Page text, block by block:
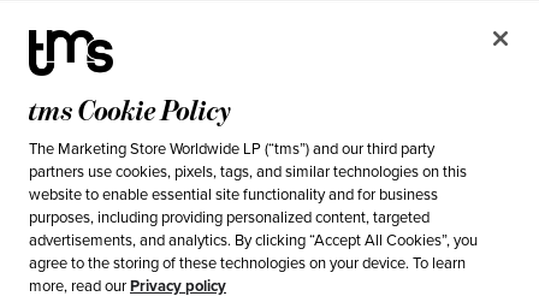
Politique de confidentialité
Conditions d’utilisation
Vos choix en matière de confidentialité en Californie
Cookie settings
Ethical & social responsibility
Notre position contre l’esclavage moderne
Politique d’inclusion
tms Cookie Policy
The Marketing Store Worldwide LP (“tms”) and our third party
partners use cookies, pixels, tags, and similar technologies on this
website to enable essential site functionality and for business
purposes, including providing personalized content, targeted
advertisements, and analytics. By clicking “Accept All Cookies”, you
agree to the storing of these technologies on your device. To learn
more, read ourPrivacy policy